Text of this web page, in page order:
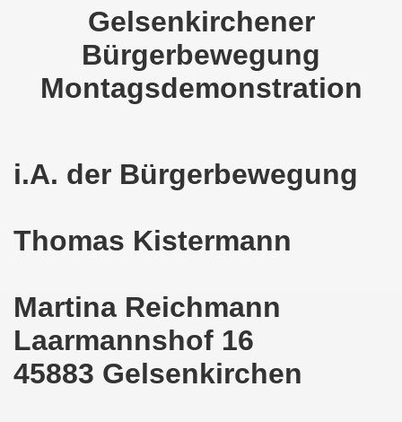
Gelsenkirchener
Bürgerbewegung
Montagsdemonstration
i.A. der Bürgerbewegung
Thomas Kistermann
Martina Reichmann
Laarmannshof 16
45883 Gelsenkirchen
Gelsenkirchen am 12.08.2024 ab 17.30 Uhr - am Platz
Gelsenkirchener Montagsdemo-Bewegung am
am 13.05.2024 um 17.30 Uhr auf dem
ruft auf am 11.03.2024 zum Jahrestag
Wir protestieren und wir demonstrieren gegen die
Saale setzt am 27.01.2024 Verbot der MLPD-Fahne